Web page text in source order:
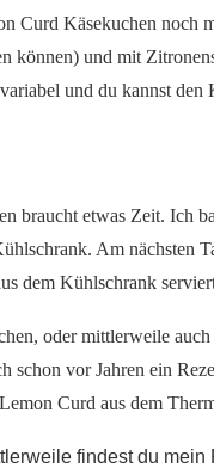
Curd Käsekuchen noch
können) und mit
und du kannst den
braucht etwas Zeit. Ich
Am nächsten
dem Kühlschrank
oder mittlerweile
schon vor Jahren ein
Curd aus dem
findest du